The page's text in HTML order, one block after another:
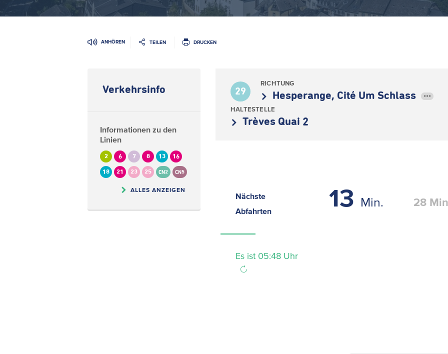
ANHÖREN TEILEN DRUCKEN
Verkehrsinfo
Informationen zu den
Linien
2 6 7 8 13 16
18 21 23 25 CN2 CN5
ALLES ANZEIGEN
29
RICHTUNG
Hesperange, Cité Um Schlass •••
HALTESTELLE
Trèves Quai 2
Nächste
Abfahrten
Es ist 05:48 Uhr
13 Min. 28